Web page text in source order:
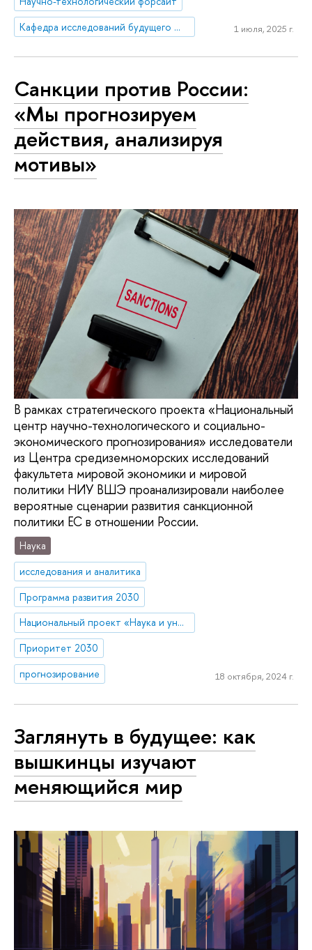
Кафедра исследований будущего ЮНЕСКО
1 июля, 2025 г.
Санкции против России:
«Мы прогнозируем
действия, анализируя
мотивы»
В рамках стратегического проекта «Национальный
центр научно-технологического и социально-
экономического прогнозирования» исследователи
из Центра средиземноморских исследований
факультета мировой экономики и мировой
политики НИУ ВШЭ проанализировали наиболее
вероятные сценарии развития санкционной
политики ЕС в отношении России.
Наука
исследования и аналитика
Программа развития 2030
Национальный проект «Наука и университеты»
Приоритет 2030
прогнозирование
18 октября, 2024 г.
Заглянуть в будущее: как
вышкинцы изучают
меняющийся мир